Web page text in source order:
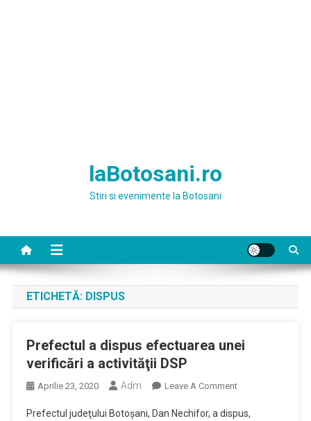
laBotosani.ro
Stiri si evenimente la Botosani
ETICHETĂ: DISPUS
Prefectul a dispus efectuarea unei
verificări a activităţii DSP
Aprilie 23, 2020 Adm Leave A CommentOn
A
Prefectul judeţului Botoşani, Dan Nechifor, a dispus,